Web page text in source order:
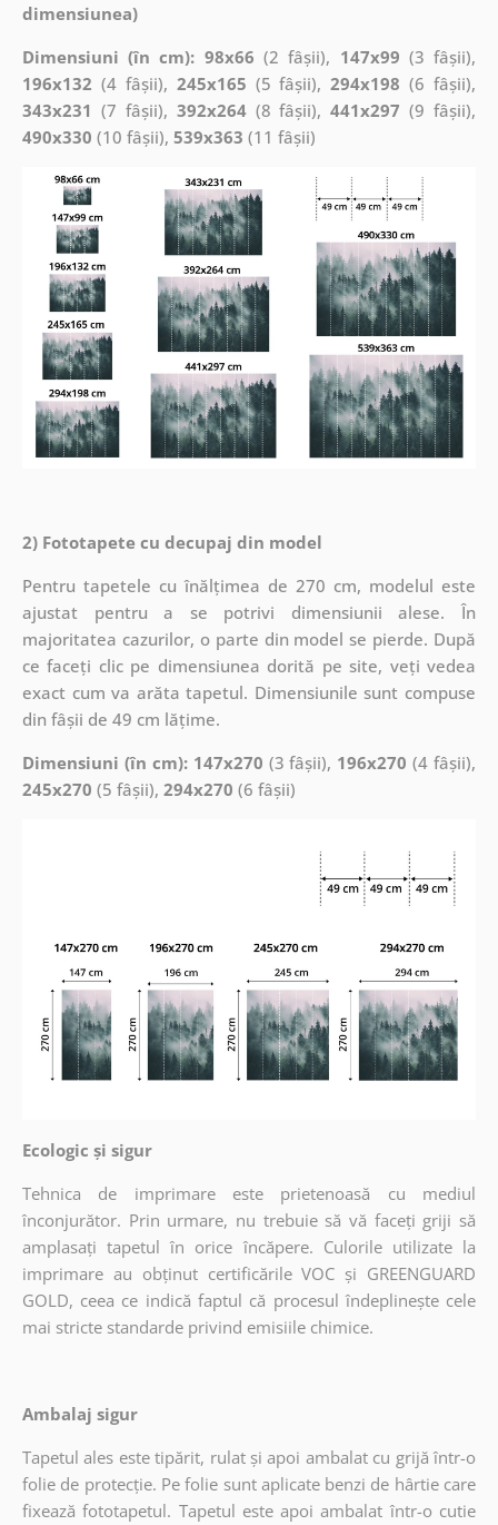
dimensiunea)
Dimensiuni (în cm): 98x66 (2 fâșii), 147x99 (3 fâșii),
196x132 (4 fâșii), 245x165 (5 fâșii),294x198 (6 fâșii),
343x231 (7 fâșii), 392x264(8 fâșii),441x297 (9 fâșii),
490x330 (10 fâșii), 539x363 (11 fâșii)
2) Fototapete cu decupaj din model
Pentru tapetele cu înălțimea de 270 cm, modelul este
ajustat pentru a se potrivi dimensiunii alese. În
majoritatea cazurilor, o parte din model se pierde. După
ce faceți clic pe dimensiunea dorită pe site, veți vedea
exact cum va arăta tapetul. Dimensiunile sunt compuse
din fâșii de 49 cm lățime.
Dimensiuni (în cm): 147x270 (3 fâșii), 196x270 (4 fâșii),
245x270 (5 fâșii), 294x270 (6 fâșii)
Ecologic și sigur
Tehnica de imprimare este prietenoasă cu mediul
înconjurător. Prin urmare, nu trebuie să vă faceți griji să
amplasați tapetul în orice încăpere. Culorile utilizate la
imprimare au obținut certificările VOC și GREENGUARD
GOLD, ceea ce indică faptul că procesul îndeplinește cele
mai stricte standarde privind emisiile chimice.
Ambalaj sigur
Tapetul ales este tipărit, rulat și apoi ambalat cu grijă într-o
folie de protecție. Pe folie sunt aplicate benzi de hârtie care
fixează fototapetul. Tapetul este apoi ambalat într-o cutie